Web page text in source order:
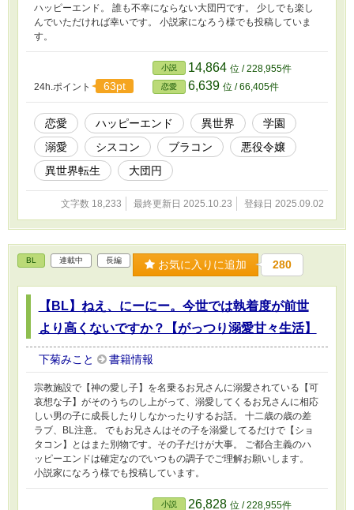
ハッピーエンド。 誰も不幸にならない大団円です。 少しでも楽し
んでいただければ幸いです。 小説家になろう様でも投稿していま
す。
24h.ポイント 63pt
小説 14,864 位 / 228,955件
恋愛 6,639 位 / 66,405件
恋愛 ハッピーエンド 異世界
学園
溺愛
シスコン ブラコン
悪役令嬢
異世界転生
大団円
文字数 18,233 最終更新日 2025.10.23 登録日 2025.09.02
BL 連載中 長編 お気に入りに追加 280
【BL】ねえ、にーにー。今世では執着度が前世
より高くないですか？【がっつり溺愛甘々生活】
下菊みこと 書籍情報
宗教施設で【神の愛し子】を名乗るお兄さんに溺愛されている【可
哀想な子】がそのうちのし上がって、溺愛してくるお兄さんに相応
しい男の子に成長したりしなかったりするお話。 十二歳の歳の差
ラブ、BL注意。 でもお兄さんはその子を溺愛してるだけで【ショ
タコン】とはまた別物です。その子だけが大事。 ご都合主義のハ
ッピーエンドは確定なのでいつもの調子でご理解お願いします。
小説家になろう様でも投稿しています。
小説 26,828 位 / 228,955件